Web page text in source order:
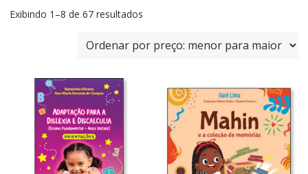
Exibindo 1–8 de 67 resultadosClassificado
preço: